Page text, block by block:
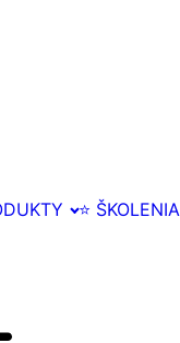
⭐️ ŠKOLENIA